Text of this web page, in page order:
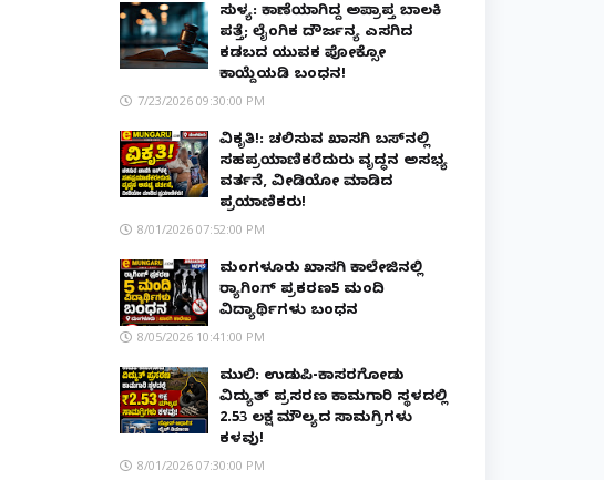
ಸುಳ್ಯ: ಕಾಣೆಯಾಗಿದ್ದ ಅಪ್ರಾಪ್ತ ಬಾಲಕಿ
ಪತ್ತೆ; ಲೈಂಗಿಕ ದೌರ್ಜನ್ಯ ಎಸಗಿದ
ಕಡಬದ ಯುವಕ ಪೋಕ್ಸೋ
ಕಾಯ್ದೆಯಡಿ ಬಂಧನ!
7/23/2026 09:30:00 PM
ವಿಕೃತಿ!: ಚಲಿಸುವ ಖಾಸಗಿ ಬಸ್‌ನಲ್ಲಿ
ಸಹಪ್ರಯಾಣಿಕರೆದುರು ವೃದ್ಧನ ಅಸಭ್ಯ
ವರ್ತನೆ, ವೀಡಿಯೋ ಮಾಡಿದ
ಪ್ರಯಾಣಿಕರು!
8/01/2026 07:52:00 PM
ಮಂಗಳೂರು ಖಾಸಗಿ ಕಾಲೇಜಿನಲ್ಲಿ
ರ‌್ಯಾಗಿಂಗ್ ಪ್ರಕರಣ5 ಮಂದಿ
ವಿದ್ಯಾರ್ಥಿಗಳು ಬಂಧನ
8/05/2026 10:41:00 PM
ಮುಲ್ಕಿ: ಉಡುಪಿ-ಕಾಸರಗೋಡು
ವಿದ್ಯುತ್ ಪ್ರಸರಣ ಕಾಮಗಾರಿ ಸ್ಥಳದಲ್ಲಿ
₹2.53 ಲಕ್ಷ ಮೌಲ್ಯದ ಸಾಮಗ್ರಿಗಳು
ಕಳವು!
8/01/2026 07:30:00 PM